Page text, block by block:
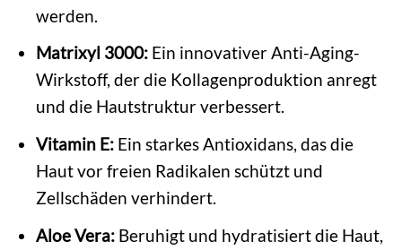
werden.
Matrixyl 3000:Ein innovativer Anti-Aging-
Wirkstoff, der die Kollagenproduktion anregt
und die Hautstruktur verbessert.
Vitamin E:Ein starkes Antioxidans, das die
Haut vor freien Radikalen schützt und
Zellschäden verhindert.
Aloe Vera:Beruhigt und hydratisiert die Haut,